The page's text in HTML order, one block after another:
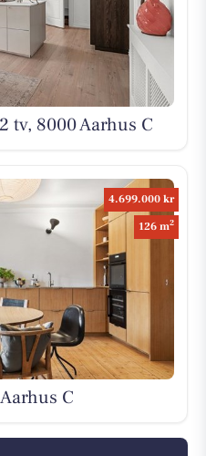
tv, 8000 Aarhus C
4.699.000 kr
126 m2
C